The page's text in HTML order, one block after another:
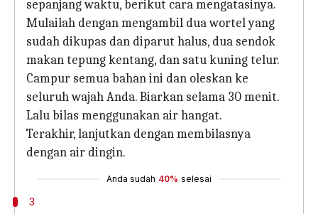
sepanjang waktu, berikut cara mengatasinya.
Mulailah dengan mengambil dua wortel yang
sudah dikupas dan diparut halus, dua sendok
makan tepung kentang, dan satu kuning telur.
Campur semua bahan ini dan oleskan ke
seluruh wajah Anda. Biarkan selama 30 menit.
Lalu bilas menggunakan air hangat.
Terakhir, lanjutkan dengan membilasnya
dengan air dingin.
Anda sudah 40% selesai
3